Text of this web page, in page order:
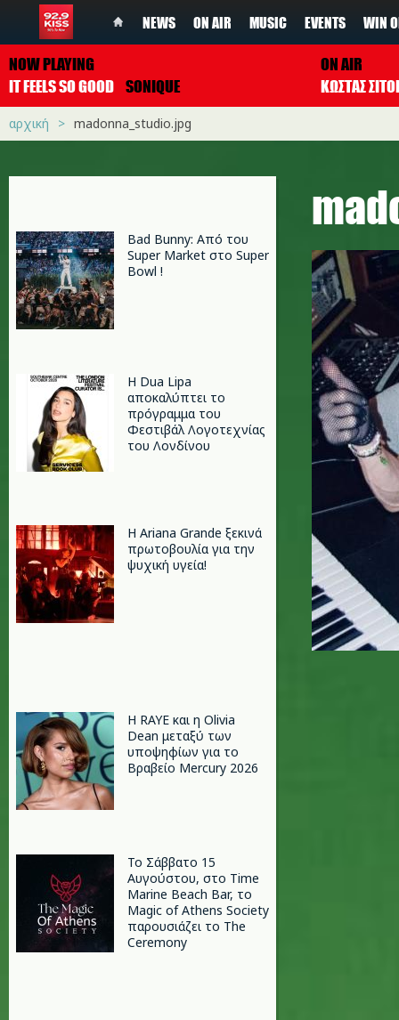
NEWS ON AIR MUSIC EVENTS WIN
NOW PLAYING
IT FEELS SO GOOD SONIQUE
ON AIR
ΚΩΣΤΑΣ
αρχική madonna_studio.jpg
Bad Bunny: Από του
Super Market στο Super
Bowl !
Η Dua Lipa
αποκαλύπτει το
πρόγραμμα του
Φεστιβάλ Λογοτεχνίας
του Λονδίνου
Η Ariana Grande ξεκινά
πρωτοβουλία για την
ψυχική υγεία!
Η RAYE και η Olivia
Dean μεταξύ των
υποψηφίων για το
Βραβείο Mercury 2026
Το Σάββατο 15
Αυγούστου, στο Time
Marine Beach Bar, το
Magic of Athens Society
παρουσιάζει το The
Ceremony